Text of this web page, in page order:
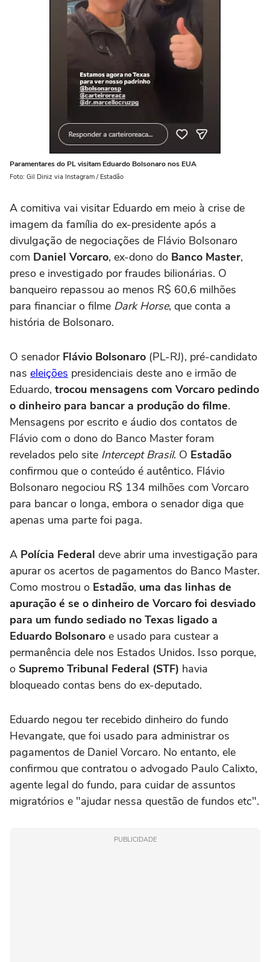
Paramentares do PL visitam Eduardo Bolsonaro nos EUA
Foto: Gil Diniz via Instagram / Estadão
A comitiva vai visitar Eduardo em meio à crise de
imagem da família do ex-presidente após a
divulgação de negociações de Flávio Bolsonaro
com Daniel Vorcaro, ex-dono do Banco Master,
preso e investigado por fraudes bilionárias. O
banqueiro repassou ao menos R$ 60,6 milhões
para financiar o filme Dark Horse, que conta a
história de Bolsonaro.
O senador Flávio Bolsonaro (PL-RJ), pré-candidato
nas eleições presidenciais deste ano e irmão de
Eduardo, trocou mensagens com Vorcaro pedindo
o dinheiro para bancar a produção do filme.
Mensagens por escrito e áudio dos contatos de
Flávio com o dono do Banco Master foram
revelados pelo site Intercept Brasil. O Estadão
confirmou que o conteúdo é autêntico. Flávio
Bolsonaro negociou R$ 134 milhões com Vorcaro
para bancar o longa, embora o senador diga que
apenas uma parte foi paga.
A Polícia Federal deve abrir uma investigação para
apurar os acertos de pagamentos do Banco Master.
Como mostrou o Estadão, uma das linhas de
apuração é se o dinheiro de Vorcaro foi desviado
para um fundo sediado no Texas ligado a
Eduardo Bolsonaro e usado para custear a
permanência dele nos Estados Unidos. Isso porque,
o Supremo Tribunal Federal (STF) havia
bloqueado contas bens do ex-deputado.
Eduardo negou ter recebido dinheiro do fundo
Hevangate, que foi usado para administrar os
pagamentos de Daniel Vorcaro. No entanto, ele
confirmou que contratou o advogado Paulo Calixto,
agente legal do fundo, para cuidar de assuntos
migratórios e "ajudar nessa questão de fundos etc".
PUBLICIDADE